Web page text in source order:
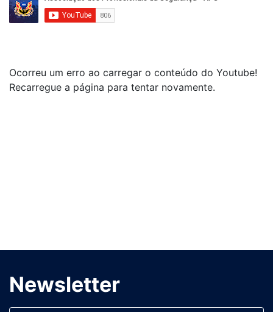
Ocorreu um erro ao carregar o conteúdo do Youtube!
Recarregue a página para tentar novamente.
Newsletter